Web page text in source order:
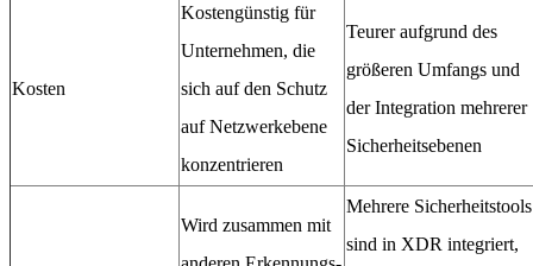
Kosten
Kostengünstig für
Unternehmen, die
sich auf den Schutz
auf Netzwerkebene
konzentrieren
Teurer aufgrund des
größeren Umfangs und
der Integration mehrerer
Sicherheitsebenen
Wird zusammen mit
Mehrere Sicherheitstools
sind in XDR integriert,